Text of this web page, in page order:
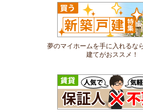
夢のマイホームを手に入れるな
建てがおススメ！